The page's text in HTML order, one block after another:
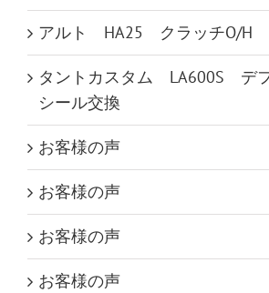
アルト HA25 クラッチO/H
タントカスタム LA600S デ
シール交換
お客様の声
お客様の声
お客様の声
お客様の声